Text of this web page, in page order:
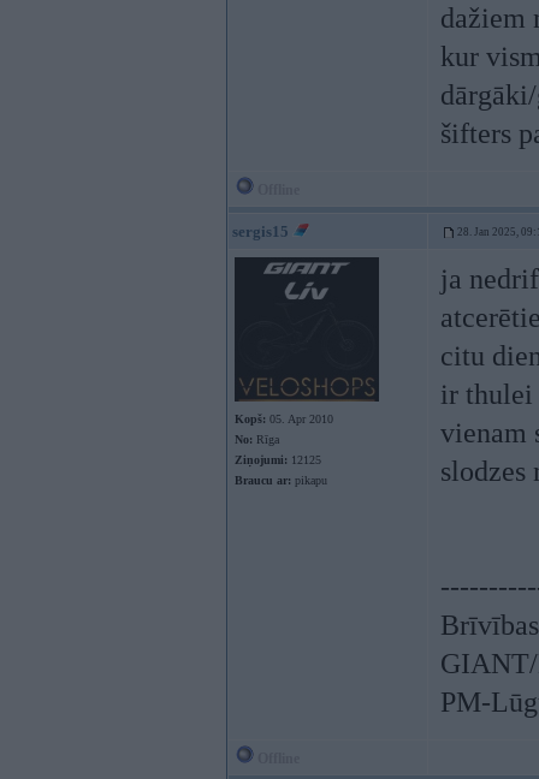
dažiem
kur
šifters
sergis15 28. Jan 2025,
Kopš: 05. Apr 2010
No: Rīga
Ziņojumi: 12125
Braucu ar: pikapu
ja
citu
ir thulei
vienam
slodzes
GIANT/
PM-